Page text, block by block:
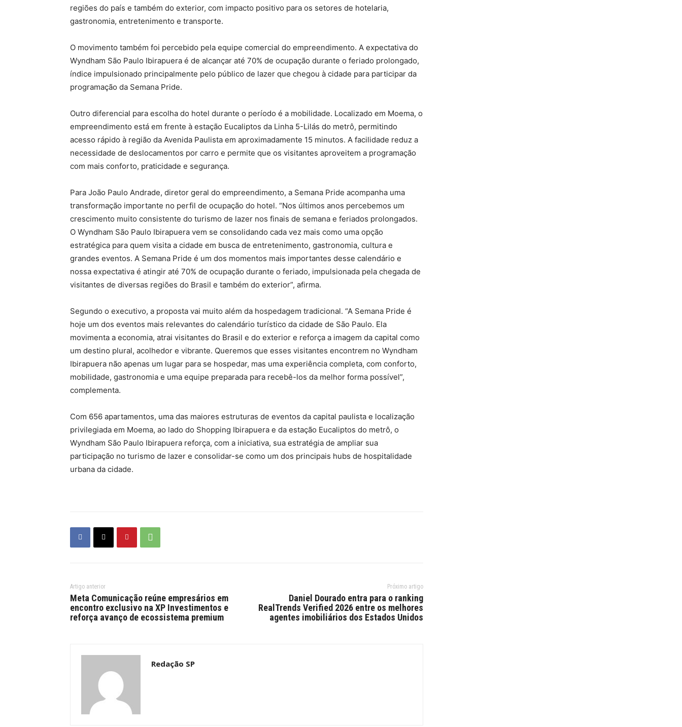
regiões do país e também do exterior, com impacto positivo para os setores de hotelaria,
gastronomia, entretenimento e transporte.
O movimento também foi percebido pela equipe comercial do empreendimento. A expectativa do
Wyndham São Paulo Ibirapuera é de alcançar até 70% de ocupação durante o feriado prolongado,
índice impulsionado principalmente pelo público de lazer que chegou à cidade para participar da
programação da Semana Pride.
Outro diferencial para escolha do hotel durante o período é a mobilidade. Localizado em Moema, o
empreendimento está em frente à estação Eucaliptos da Linha 5-Lilás do metrô, permitindo
acesso rápido à região da Avenida Paulista em aproximadamente 15 minutos. A facilidade reduz a
necessidade de deslocamentos por carro e permite que os visitantes aproveitem a programação
com mais conforto, praticidade e segurança.
Para João Paulo Andrade, diretor geral do empreendimento, a Semana Pride acompanha uma
transformação importante no perfil de ocupação do hotel. “Nos últimos anos percebemos um
crescimento muito consistente do turismo de lazer nos finais de semana e feriados prolongados.
O Wyndham São Paulo Ibirapuera vem se consolidando cada vez mais como uma opção
estratégica para quem visita a cidade em busca de entretenimento, gastronomia, cultura e
grandes eventos. A Semana Pride é um dos momentos mais importantes desse calendário e
nossa expectativa é atingir até 70% de ocupação durante o feriado, impulsionada pela chegada de
visitantes de diversas regiões do Brasil e também do exterior”, afirma.
Segundo o executivo, a proposta vai muito além da hospedagem tradicional. “A Semana Pride é
hoje um dos eventos mais relevantes do calendário turístico da cidade de São Paulo. Ela
movimenta a economia, atrai visitantes do Brasil e do exterior e reforça a imagem da capital como
um destino plural, acolhedor e vibrante. Queremos que esses visitantes encontrem no Wyndham
Ibirapuera não apenas um lugar para se hospedar, mas uma experiência completa, com conforto,
mobilidade, gastronomia e uma equipe preparada para recebê-los da melhor forma possível”,
complementa.
Com 656 apartamentos, uma das maiores estruturas de eventos da capital paulista e localização
privilegiada em Moema, ao lado do Shopping Ibirapuera e da estação Eucaliptos do metrô, o
Wyndham São Paulo Ibirapuera reforça, com a iniciativa, sua estratégia de ampliar sua
participação no turismo de lazer e consolidar-se como um dos principais hubs de hospitalidade
urbana da cidade.
Artigo anterior
Meta Comunicação reúne empresários em
encontro exclusivo na XP Investimentos e
reforça avanço de ecossistema premium
Próximo artigo
Daniel Dourado entra para o ranking
RealTrends Verified 2026 entre os melhores
agentes imobiliários dos Estados Unidos
Redação SP